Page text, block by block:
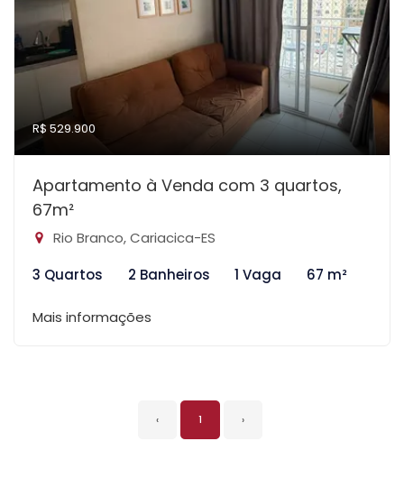
R$ 529.900
Apartamento à Venda com 3 quartos,
67m²
Rio Branco, Cariacica-ES
3 Quartos
2 Banheiros 1 Vaga 67 m²
Mais informações
‹ 1 ›